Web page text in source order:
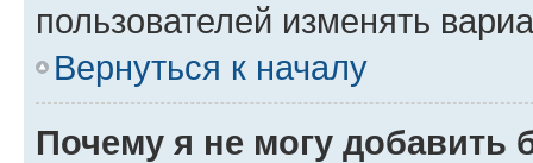
пользователей изменять
Вернуться к началу
Почему я не могу добавить